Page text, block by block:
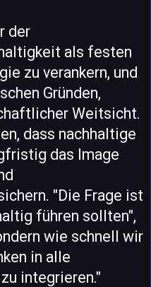
der
als festen
zu verankern, und
Gründen,
Weitsicht.
dass nachhaltige
das Image
"Die Frage ist
führen sollten",
wie schnell wir
in alle
integrieren."